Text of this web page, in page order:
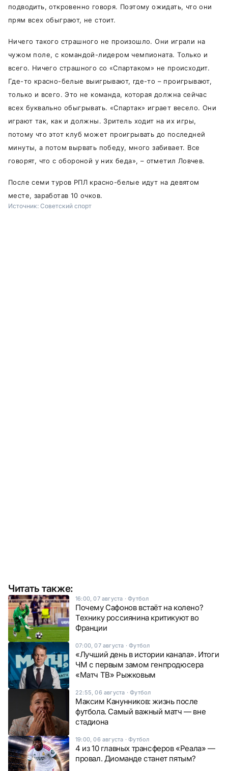
подводить, откровенно говоря. Поэтому ожидать, что они
прям всех обыграют, не стоит.
Ничего такого страшного не произошло. Они играли на
чужом поле, с командой-лидером чемпионата. Только и
всего. Ничего страшного со «Спартаком» не происходит.
Где-то красно-белые выигрывают, где-то – проигрывают,
только и всего. Это не команда, которая должна сейчас
всех буквально обыгрывать. «Спартак» играет весело. Они
играют так, как и должны. Зритель ходит на их игры,
потому что этот клуб может проигрывать до последней
минуты, а потом вырвать победу, много забивает. Все
говорят, что с обороной у них беда», – отметил Ловчев.
После семи туров РПЛ красно-белые идут на девятом
месте, заработав 10 очков.
Источник: Советский спорт
Читать также:
16:00, 07 августа ·Футбол
Почему Сафонов встаёт на колено?
Технику россиянина критикуют во
Франции
07:00, 07 августа ·Футбол
«Лучший день в истории канала». Итоги
ЧМ с первым замом генпродюсера
«Матч ТВ» Рыжковым
22:55, 06 августа ·Футбол
Максим Канунников: жизнь после
футбола. Самый важный матч — вне
стадиона
19:00, 06 августа ·Футбол
4 из 10 главных трансферов «Реала» —
провал. Диоманде станет пятым?